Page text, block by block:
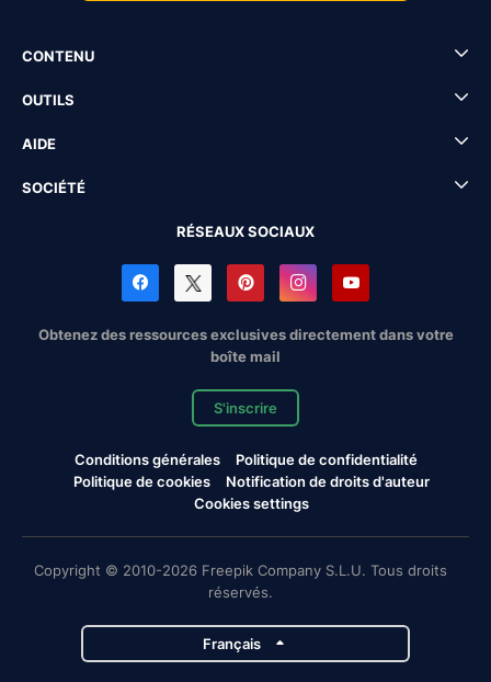
CONTENU
OUTILS
AIDE
SOCIÉTÉ
RÉSEAUX SOCIAUX
Obtenez des ressources exclusives directement dans votre
boîte mail
S'inscrire
Conditions générales
Politique de confidentialité
Politique de cookies
Notification de droits d'auteur
Cookies settings
Copyright © 2010-2026 Freepik Company S.L.U. Tous droits
réservés.
Français